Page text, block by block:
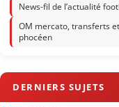
News-fil de l’actualité
OM mercato, transferts
phocéen